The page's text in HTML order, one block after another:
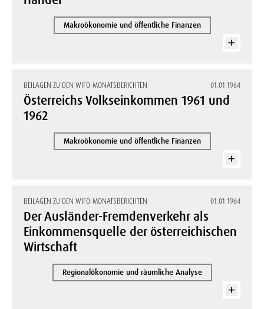
Makroökonomie und öffentliche Finanzen
BEILAGEN ZU DEN WIFO-MONATSBERICHTEN 01.01.1964
Österreichs Volkseinkommen 1961 und
1962
Makroökonomie und öffentliche Finanzen
BEILAGEN ZU DEN WIFO-MONATSBERICHTEN 01.01.1964
Der Ausländer-Fremdenverkehr als
Einkommensquelle der österreichischen
Wirtschaft
Regionalökonomie und räumliche Analyse